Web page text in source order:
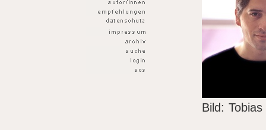
Bild: